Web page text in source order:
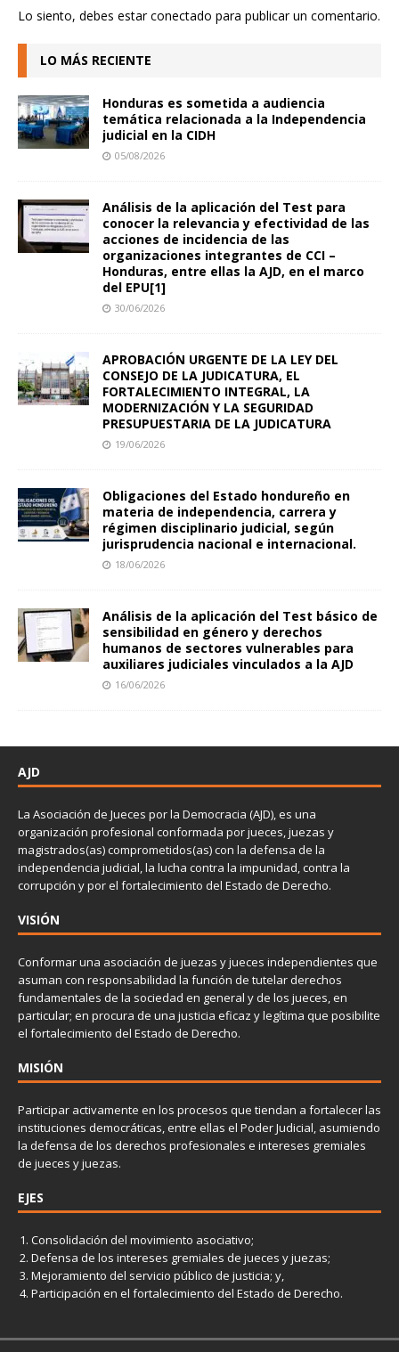
Lo siento, debes estarconectado para publicar un comentario.
LO MÁS RECIENTE
Honduras es sometida a audiencia
temática relacionada a la Independencia
judicial en la CIDH
05/08/2026
Análisis de la aplicación del Test para
conocer la relevancia y efectividad de las
acciones de incidencia de las
organizaciones integrantes de CCI –
Honduras, entre ellas la AJD, en el marco
del EPU[1]
30/06/2026
APROBACIÓN URGENTE DE LA LEY DEL
CONSEJO DE LA JUDICATURA, EL
FORTALECIMIENTO INTEGRAL, LA
MODERNIZACIÓN Y LA SEGURIDAD
PRESUPUESTARIA DE LA JUDICATURA
19/06/2026
Obligaciones del Estado hondureño en
materia de independencia, carrera y
régimen disciplinario judicial, según
jurisprudencia nacional e internacional.
18/06/2026
Análisis de la aplicación del Test básico de
sensibilidad en género y derechos
humanos de sectores vulnerables para
auxiliares judiciales vinculados a la AJD
16/06/2026
AJD
La Asociación de Jueces por la Democracia (AJD), es una
organización profesional conformada por jueces, juezas y
magistrados(as) comprometidos(as) con la defensa de la
independencia judicial, la lucha contra la impunidad, contra la
corrupción y por el fortalecimiento del Estado de Derecho.
VISIÓN
Conformar una asociación de juezas y jueces independientes que
asuman con responsabilidad la función de tutelar derechos
fundamentales de la sociedad en general y de los jueces, en
particular; en procura de una justicia eficaz y legítima que posibilite
el fortalecimiento del Estado de Derecho.
MISIÓN
Participar activamente en los procesos que tiendan a fortalecer las
instituciones democráticas, entre ellas el Poder Judicial, asumiendo
la defensa de los derechos profesionales e intereses gremiales
de jueces y juezas.
EJES
Consolidación del movimiento asociativo;
Defensa de los intereses gremiales de jueces y juezas;
Mejoramiento del servicio público de justicia; y,
Participación en el fortalecimiento del Estado de Derecho.